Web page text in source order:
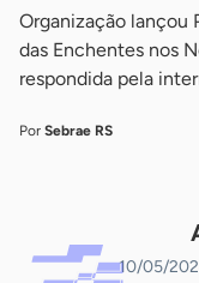
Organização lançou
das Enchentes nos
respondida pela
Por Sebrae RS
10/05/